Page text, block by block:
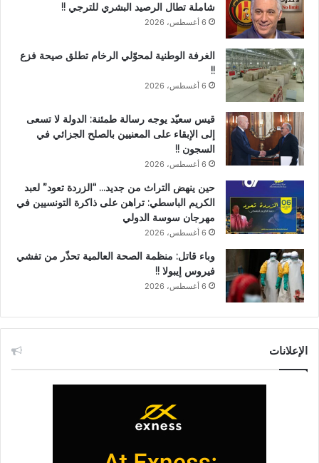
شاملة تطال الرصيد البشري للترجي !!
6 أغسطس، 2026
الغرفة الوطنية لمحوّلي الرخام تطلق صيحة فزع
!!
6 أغسطس، 2026
قيس سعيّد يوجه رسالة طمئنة: الدولة لا تسعى
إلى الإبقاء على المعنيين بالصلح الجزائي في
السجون !!
6 أغسطس، 2026
حين ينهض التراث من جديد… “الزردة تعود” لعبد
الكريم الباسطي: تراهن على ذاكرة التونسيين في
مهرجان سوسة الدولي
6 أغسطس، 2026
وباء قاتل: منظمة الصحة العالمية تحذّر من تفشي
فيروس إيبولا !!
6 أغسطس، 2026
الإعلانات